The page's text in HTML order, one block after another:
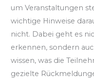
um Veranstaltungen
wichtige Hinweise
nicht. Dabei geht es
erkennen, sondern
wissen, was die
gezielte